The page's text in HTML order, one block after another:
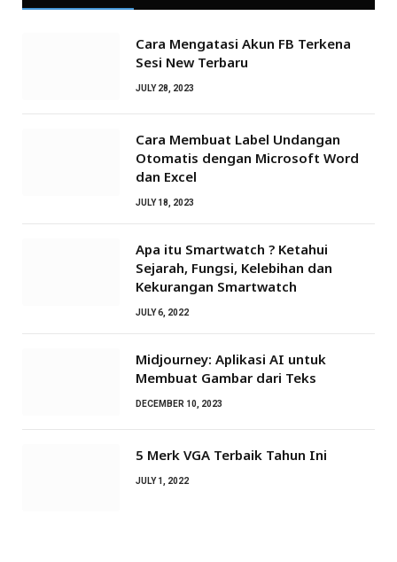
Cara Mengatasi Akun FB Terkena
Sesi New Terbaru
JULY 28, 2023
Cara Membuat Label Undangan
Otomatis dengan Microsoft Word
dan Excel
JULY 18, 2023
Apa itu Smartwatch ? Ketahui
Sejarah, Fungsi, Kelebihan dan
Kekurangan Smartwatch
JULY 6, 2022
Midjourney: Aplikasi AI untuk
Membuat Gambar dari Teks
DECEMBER 10, 2023
5 Merk VGA Terbaik Tahun Ini
JULY 1, 2022